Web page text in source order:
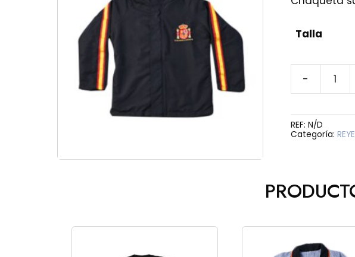
Talla
-
CHAQUETA
SUDADERA
CATÓLICOS
cantidad
REF: N/D
Categoría: